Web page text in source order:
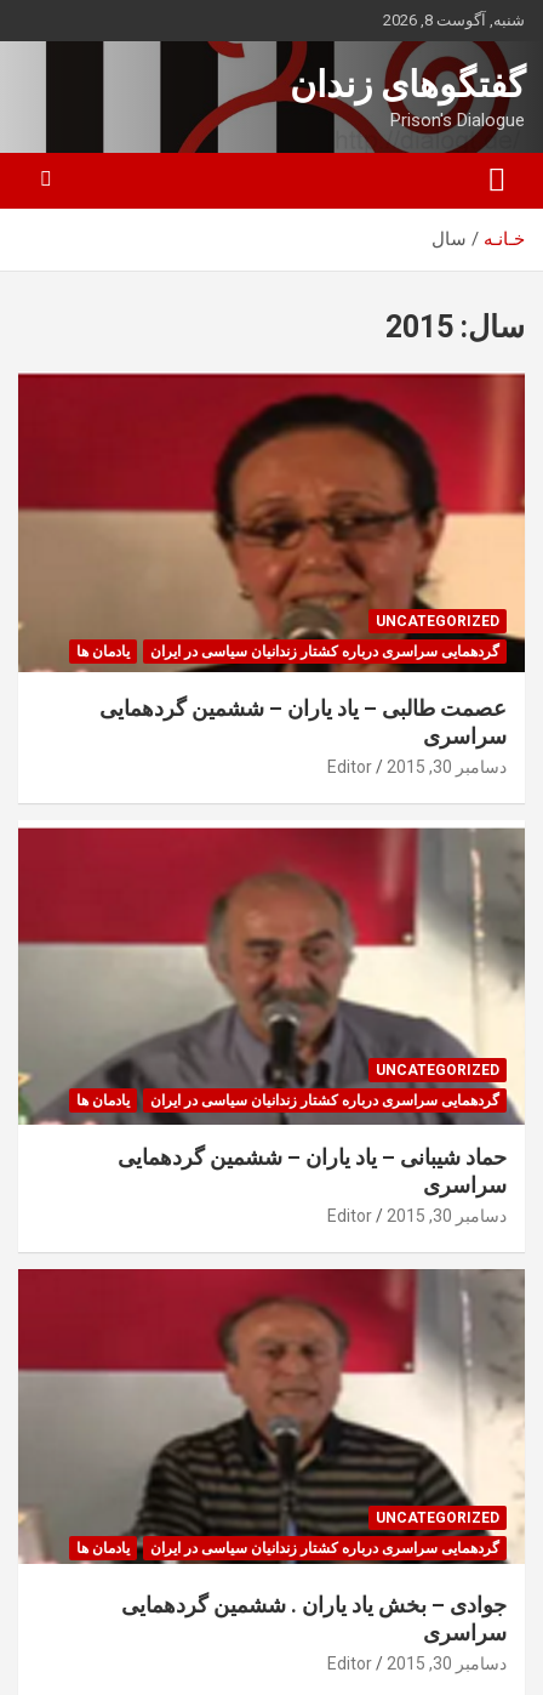
بروید
شنبه, آگوست 8, 2026
گفتگوهای زندان
Prison's Dialogue
خـانـه سال
سال: 2015
UNCATEGORIZED
گردهمایی سراسری درباره کشتار زندانیان سیاسی در ایران
یادمان ها
عصمت طالبی – یاد یاران – ششمین گردهمایی
سراسری
دسامبر 30, 2015 Editor
UNCATEGORIZED
گردهمایی سراسری درباره کشتار زندانیان سیاسی در ایران
یادمان ها
حماد شیبانی – یاد یاران – ششمین گردهمایی
سراسری
دسامبر 30, 2015 Editor
UNCATEGORIZED
گردهمایی سراسری درباره کشتار زندانیان سیاسی در ایران
یادمان ها
جوادی – بخش یاد یاران . ششمین گردهمایی
سراسری
دسامبر 30, 2015 Editor